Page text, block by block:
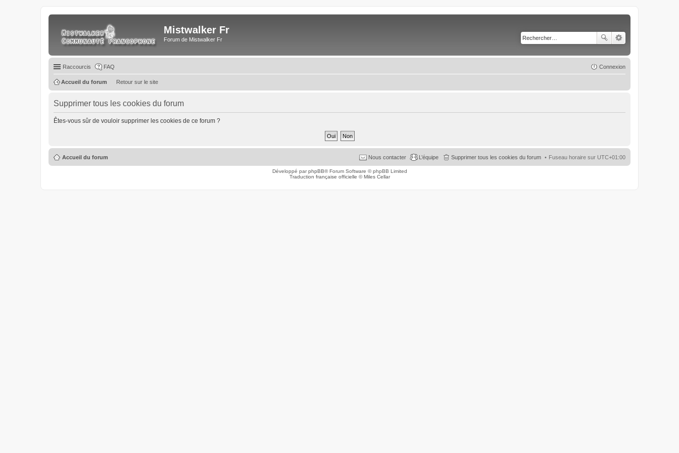
Mistwalker Fr
Forum de Mistwalker Fr
Raccourcis FAQ Connexion
Retour sur le site
Accueil du forum
Supprimer tous les cookies du forum
Êtes-vous sûr de vouloir supprimer les cookies de ce forum ?
Accueil du forum Fuseau horaire sur UTC+01:00
Supprimer tous les cookies du forum
L’équipe
Nous contacter
Développé parphpBB® Forum Software © phpBB Limited
Traduction française officielle ©Miles Cellar